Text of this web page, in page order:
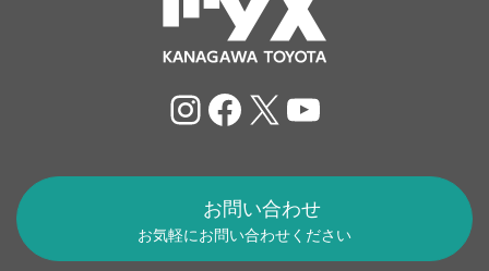
Instagram
Facebook
X YouTube
お問い合わせ
お気軽にお問い合わせください